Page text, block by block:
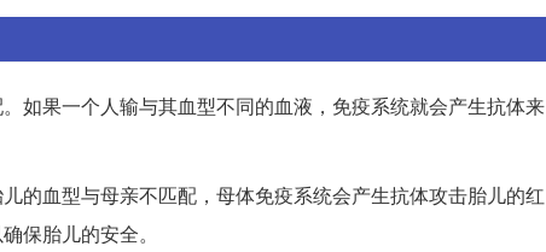
如果一个人输与其血型不同的血液，免疫系统就会产生抗体来
的血型与母亲不匹配，母体免疫系统会产生抗体攻击胎儿的红
保胎儿的安全。